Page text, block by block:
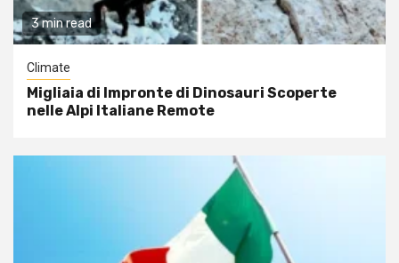
3 min read
Climate
Migliaia di Impronte di Dinosauri Scoperte
nelle Alpi Italiane Remote